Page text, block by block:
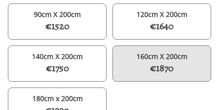
90cm X 200cm
€1520
120cm X 200cm
€1640
140cm X 200cm
€1750
160cm X 200cm
€1870
180cm x 200cm